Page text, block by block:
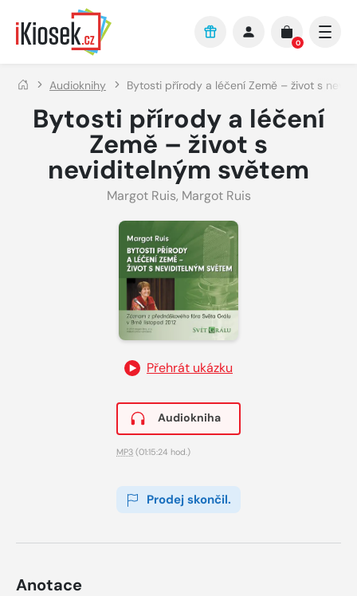
Přejít na hlavní obsah
0
Audioknihy Bytosti přírody a léčení Země – život s
Bytosti přírody a léčení
Země – život s
neviditelným světem
Margot Ruis, Margot Ruis
Přehrát ukázku
Audiokniha
MP3 (01:15:24 hod.)
Prodej skončil.
Anotace